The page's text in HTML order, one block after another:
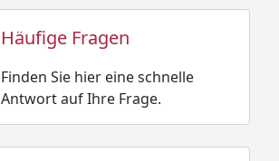
Häufige Fragen
Finden Sie hier eine schnelle
Antwort auf Ihre Frage.